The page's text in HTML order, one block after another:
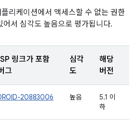
리케이션에서 액세스할 수 없는 권한
어서 심각도 높음으로 평가됩니다.
링크가 포함
그
심각
도
해당
버전
20883006
높음
5.1 이
하